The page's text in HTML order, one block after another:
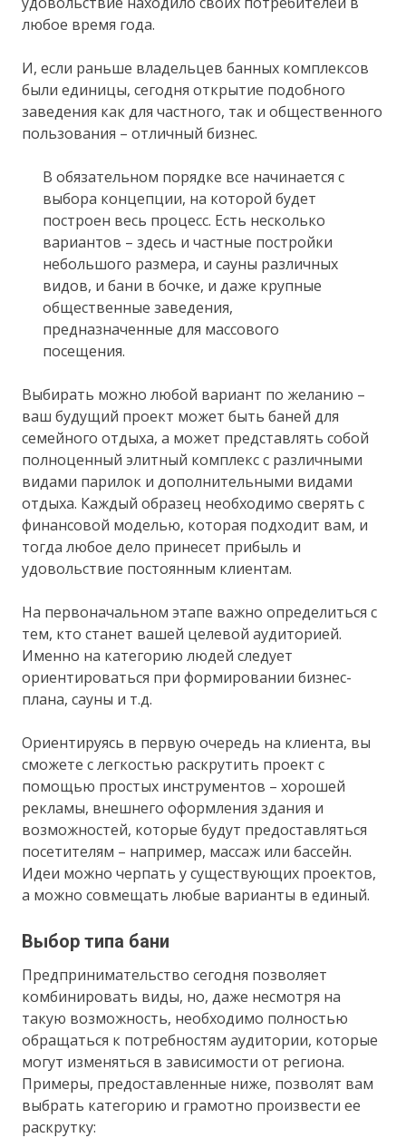
любое время года.
И, если раньше владельцев банных комплексов
были единицы, сегодня открытие подобного
заведения как для частного, так и общественного
пользования – отличный бизнес.
В обязательном порядке все начинается с
выбора концепции, на которой будет
построен весь процесс. Есть несколько
вариантов – здесь и частные постройки
небольшого размера, и сауны различных
видов, и бани в бочке, и даже крупные
общественные заведения,
предназначенные для массового
посещения.
Выбирать можно любой вариант по желанию –
ваш будущий проект может быть баней для
семейного отдыха, а может представлять собой
полноценный элитный комплекс с различными
видами парилок и дополнительными видами
отдыха. Каждый образец необходимо сверять с
финансовой моделью, которая подходит вам, и
тогда любое дело принесет прибыль и
удовольствие постоянным клиентам.
На первоначальном этапе важно определиться с
тем, кто станет вашей целевой аудиторией.
Именно на категорию людей следует
ориентироваться при формировании бизнес-
плана, сауны и т.д.
Ориентируясь в первую очередь на клиента, вы
сможете с легкостью раскрутить проект с
помощью простых инструментов – хорошей
рекламы, внешнего оформления здания и
возможностей, которые будут предоставляться
посетителям – например, массаж или бассейн.
Идеи можно черпать у существующих проектов,
а можно совмещать любые варианты в единый.
Выбор типа бани
Предпринимательство сегодня позволяет
комбинировать виды, но, даже несмотря на
такую возможность, необходимо полностью
обращаться к потребностям аудитории, которые
могут изменяться в зависимости от региона.
Примеры, предоставленные ниже, позволят вам
выбрать категорию и грамотно произвести ее
раскрутку: